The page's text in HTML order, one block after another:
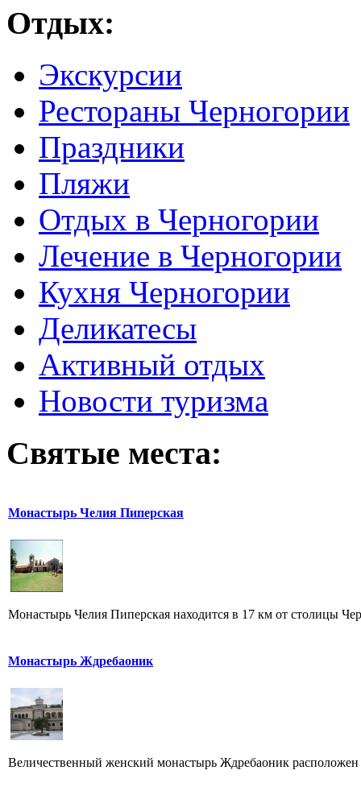
Отдых:
Экскурсии
Рестораны Черногории
Праздники
Пляжи
Отдых в Черногории
Лечение в Черногории
Кухня Черногории
Деликатесы
Активный отдых
Новости туризма
Святые места:
Монастырь Челия Пиперская
Монастырь Челия Пиперская находится в 17 км от столицы
Монастырь Ждребаоник
Величественный женский монастырь Ждребаоник